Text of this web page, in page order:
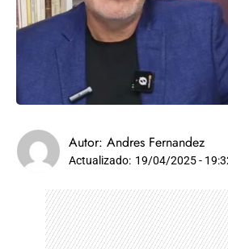
Autor: Andres Fernandez
Actualizado: 19/04/2025 -